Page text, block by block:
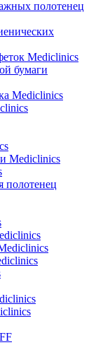
полотенец
Mediclinics
бумаги
Mediclinics
Mediclinics
полотенец